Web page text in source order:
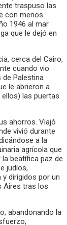
traspuso las
con menos
1946 al mar
que le dejó en
cerca del Cairo,
cuando vio
de Palestina
le abrieron a
las puertas
ahorros. Viajó
vivió durante
a la
agrícola que
beatífica paz de
judíos,
dirigidos por un
Aires tras los
abandonando la